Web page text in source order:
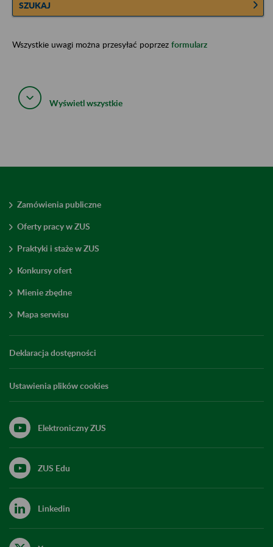
SZUKAJ
Wszystkie uwagi można przesyłać poprzez formularz
Wyświetl wszystkie
Zamówienia publiczne
Oferty pracy w ZUS
Praktyki i staże w ZUS
Konkursy ofert
Mienie zbędne
Mapa serwisu
Deklaracja dostępności
Ustawienia plików cookies
Elektroniczny ZUS
ZUS Edu
Linkedin